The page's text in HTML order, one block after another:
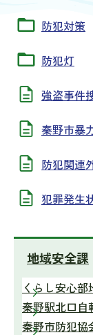
防犯対策
防犯灯
強盗事件
秦野市暴
防犯関連
犯罪発生
地域安全課
くらし安心
秦野駅北口自
秦野市防犯協